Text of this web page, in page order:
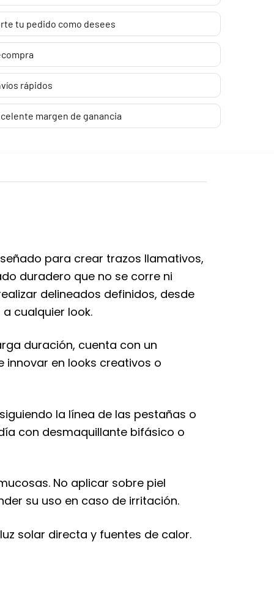
tu pedido como desees
rápidos
margen de ganancia
para crear trazos llamativos,
duradero que no se corre ni
delineados definidos, desde
cualquier look.
duración, cuenta con un
en looks creativos o
la línea de las pestañas o
con desmaquillante bifásico o
No aplicar sobre piel
su uso en caso de irritación.
solar directa y fuentes de calor.